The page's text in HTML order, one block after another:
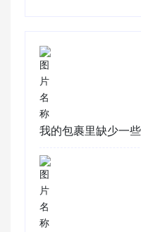
我的包裹里缺少一